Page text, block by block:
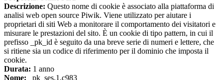
Descrizione: Questo nome di cookie è associato alla piattaforma di
analisi web open source Piwik. Viene utilizzato per aiutare i
proprietari di siti Web a monitorare il comportamento dei visitatori e
misurare le prestazioni del sito. È un cookie di tipo pattern, in cui il
prefisso _pk_id è seguito da una breve serie di numeri e lettere, che
si ritiene sia un codice di riferimento per il dominio che imposta il
cookie.
Durata: 1 anno
Nome: _pk_ses.1.c983